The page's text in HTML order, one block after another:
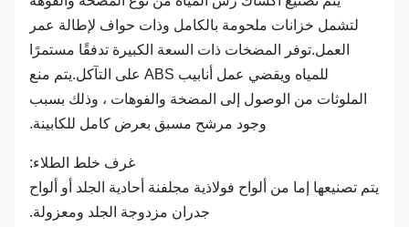
لتشمل خزانات ملحومة بالكامل وذات حواف لإطالة عمر
العمل.توفر المضخات ذات السعة الكبيرة تدفقًا مستمرًا
للمياه ويقضي عمل أنابيب ABS على التآكل.يتم منع
الملوثات من الوصول إلى المضخة والفوهات ، وذلك بسبب
وجود مرشح مسبق بعرض كامل للكابينة.
غرف خلط الطلاء:
يتم تصنيعها إما من ألواح فولاذية مجلفنة أحادية الجلد أو ألواح
جدران مزدوجة الجلد ومعزولة.